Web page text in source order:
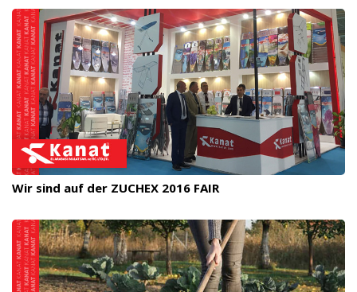
Wir sind auf der ZUCHEX 2016 FAIR